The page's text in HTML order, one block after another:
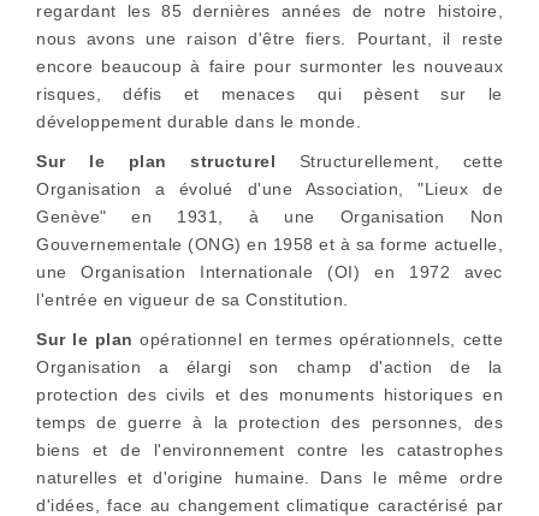
regardant les 85 dernières années de notre histoire,
nous avons une raison d'être fiers. Pourtant, il reste
encore beaucoup à faire pour surmonter les nouveaux
risques, défis et menaces qui pèsent sur le
développement durable dans le monde.
Sur le plan structurel Structurellement, cette
Organisation a évolué d'une Association, "Lieux de
Genève" en 1931, à une Organisation Non
Gouvernementale (ONG) en 1958 et à sa forme actuelle,
une Organisation Internationale (OI) en 1972 avec
l'entrée en vigueur de sa Constitution.
Sur le plan opérationnel en termes opérationnels, cette
Organisation a élargi son champ d'action de la
protection des civils et des monuments historiques en
temps de guerre à la protection des personnes, des
biens et de l'environnement contre les catastrophes
naturelles et d'origine humaine. Dans le même ordre
d'idées, face au changement climatique caractérisé par